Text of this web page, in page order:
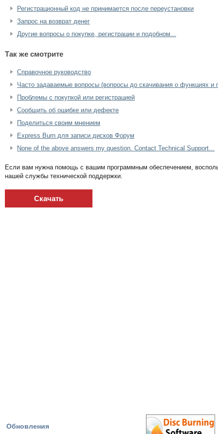
Регистрационный код не принимается после переустановки
Запрос на возврат денег
Другие вопросы о покупке, регистрации и подобном...
Так же смотрите
Справочное руководство
Часто задаваемые вопросы (вопросы до скачивания о функциях и
Проблемы с покупкой или регистрацией
Сообщить об ошибке или дефекте
Поделиться своим мнением
Express Burn для записи дисков Форум
None of the above answers my question. Contact Technical Support...
Если вам нужна помощь с вашим программным обеспечением,
нашей службы технической поддержки.
Скачать
Обновления